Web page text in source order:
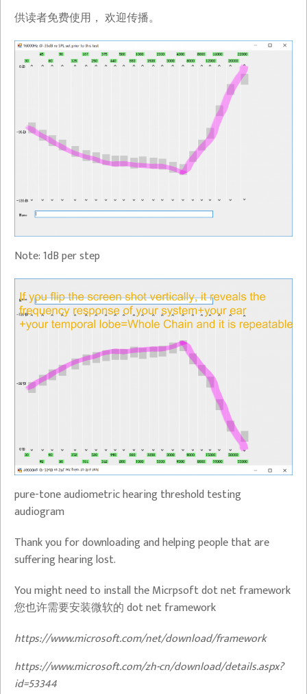
供读者免费使用， 欢迎传播。
Note: 1dB per step
pure-tone audiometric hearing threshold testing
audiogram
Thank you for downloading and helping people that are
suffering hearing lost.
You might need to install the Micrpsoft dot net framework
您也许需要安装微软的 dot net framework
https://www.microsoft.com/net/download/framework
https://www.microsoft.com/zh-cn/download/details.aspx?
id=53344